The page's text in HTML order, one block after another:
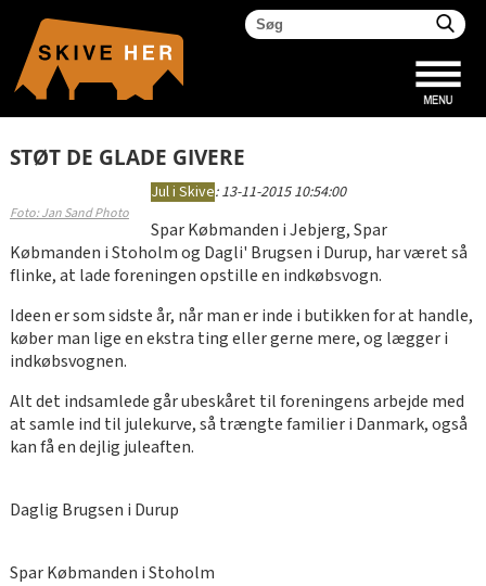
STØT DE GLADE GIVERE
Foto: Jan Sand Photo
Jul i Skive:13-11-2015 10:54:00
Spar Købmanden i Jebjerg, Spar
Købmanden i Stoholm og Dagli' Brugsen i Durup, har været så
flinke, at lade foreningen opstille en indkøbsvogn.
Ideen er som sidste år, når man er inde i butikken for at handle,
køber man lige en ekstra ting eller gerne mere, og lægger i
indkøbsvognen.
Alt det indsamlede går ubeskåret til foreningens arbejde med
at samle ind til julekurve, så trængte familier i Danmark, også
kan få en dejlig juleaften.
Daglig Brugsen i Durup
Spar Købmanden i Stoholm